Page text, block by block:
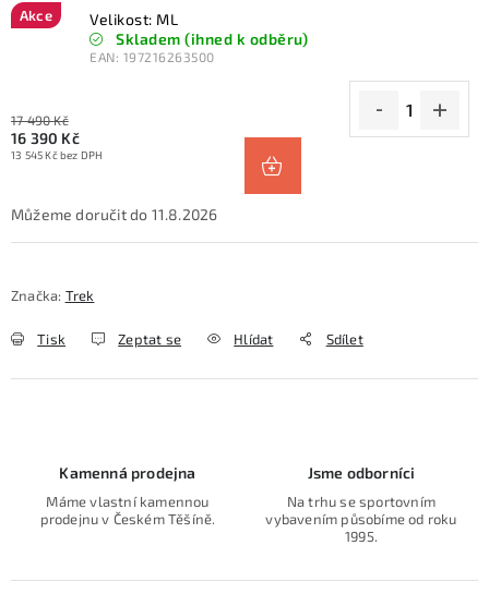
Akce
Velikost: ML
Skladem (ihned k odběru)
EAN: 197216263500
17 490 Kč
16 390 Kč
13 545 Kč bez DPH
11.8.2026
Značka: Trek
Tisk Zeptat se Hlídat Sdílet
Kamenná prodejna
Máme vlastní kamennou
prodejnu v Českém Těšíně.
Jsme odborníci
Na trhu se sportovním
vybavením působíme od roku
1995.